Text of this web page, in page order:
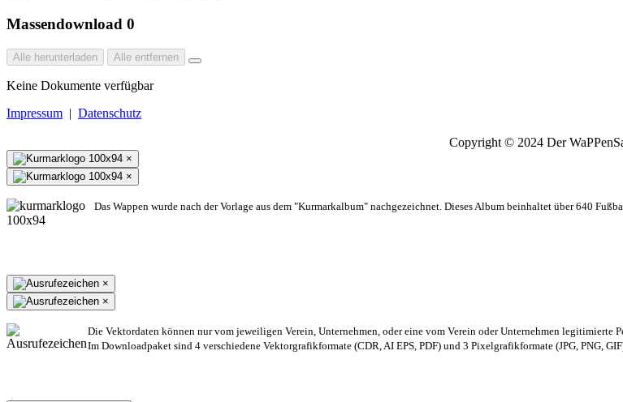
Massendownload 0
Alle herunterladen Alle entfernen
Keine Dokumente verfügbar
Impressum | Datenschutz
Copyright © 2024 Der
×
×
Das Wappen wurde nach der Vorlage aus dem "Kurmarkalbum" nachgezeichnet. Dieses Album beinhaltet über 640
×
×
Die Vektordaten können nur vom jeweiligen Verein, Unternehmen, oder eine vom Verein oder Unternehmen legitimierte
Im Downloadpaket sind 4 verschiedene Vektorgrafikformate (CDR, AI EPS, PDF) und 3 Pixelgrafikformate (JPG, PNG,